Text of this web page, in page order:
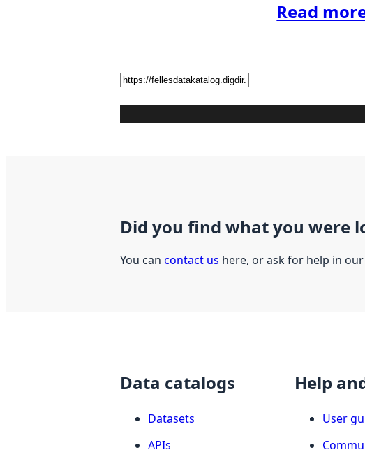
Read
Did you find what you were
You can contact us here, or ask for help in our
Data catalogs
Datasets
APIs
Help
User